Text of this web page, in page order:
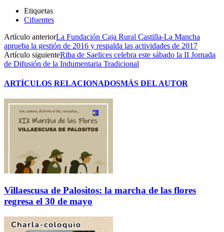
Etiquetas
Cifuentes
Artículo anteriorLa Fundación Caja Rural Castilla-La Mancha
aprueba la gestión de 2016 y respalda las actividades de 2017
Artículo siguienteRiba de Saelices celebra este sábado la II Jornada
de Difusión de la Indumentaria Tradicional
ARTÍCULOS RELACIONADOSMÁS DEL AUTOR
Villaescusa de Palositos: la marcha de las flores
regresa el 30 de mayo